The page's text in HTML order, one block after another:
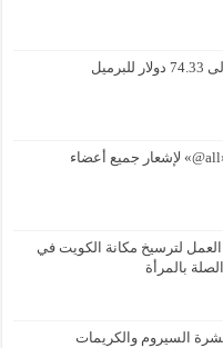
«واتساب» يطلق ميزة «all@» لإشعار جميع أعضاء
لترسيخ مكانة الكويت في
بالمرأة
السيروم والكريمات